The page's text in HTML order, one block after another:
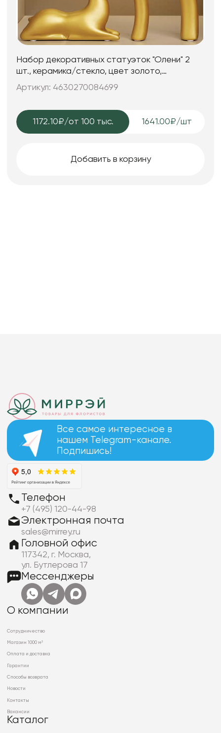
Набор декоративных статуэток "Олени" 2
шт., керамика/стекло, цвет золото,
12,5*5,5*24; 15,5*5,5*16,5 см.
Артикул: 4630270084699
1172.10₽/от 100 тыс. 1641.00₽/шт
Добавить в корзину
Все самое интересное в
нашем Telegram-канале.
Подпишись!
Телефон
+7 (495) 120-44-98
Электронная почта
sales@mirrey.ru
Головной офис
117342, г. Москва,
ул. Бутлерова 17
Мессенджеры
О компании
Сотрудничество
Магазин 1000 м²
Оплата и доставка
Гарантии
Способы возврата
Новости
Контакты
Вакансии
Каталог